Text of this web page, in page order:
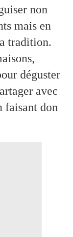
non
mais en
tradition.
déguster
avec
faisant don